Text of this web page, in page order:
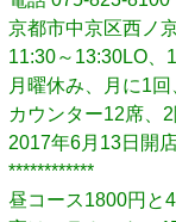
京都市中京区西ノ
11:30～13:30LO、
月曜休み、月に1
カウンター12席、
2017年6月13日開
************
昼コース1800円と